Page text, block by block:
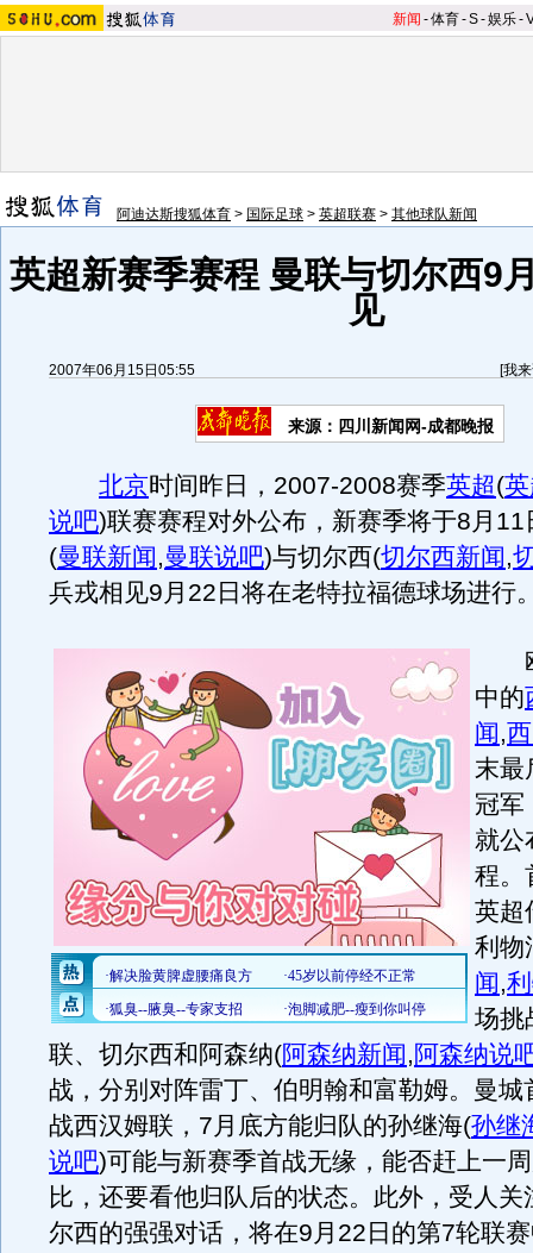
新闻 -体育-S-娱乐-
阿迪达斯搜狐体育 > 国际足球 > 英超联赛 > 其他球队新闻
英超新赛季赛程 曼联与切尔西9
见
2007年06月15日05:55 [我
来源：四川新闻网-成都晚报
北京时间昨日，2007-2008赛季英超(
说吧)联赛赛程对外公布，新赛季将于8月11
(曼联新闻,曼联说吧)与切尔西(切尔西新闻,
兵戎相见9月22日将在老特拉福德球场进行
欧
中的
闻,
末最
冠军
就公
程。
英超
利物
闻,
场挑
联、切尔西和阿森纳(阿森纳新闻,阿森纳说
战，分别对阵雷丁、伯明翰和富勒姆。曼城
战西汉姆联，7月底方能归队的孙继海(孙继
说吧)可能与新赛季首战无缘，能否赶上一
比，还要看他归队后的状态。此外，受人关
尔西的强强对话，将在9月22日的第7轮联